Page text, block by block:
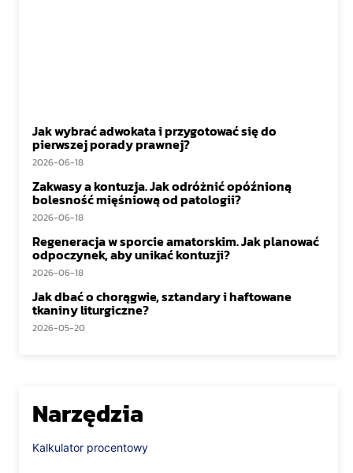
Jak wybrać adwokata i przygotować się do
pierwszej porady prawnej?
2026-06-18
Zakwasy a kontuzja. Jak odróżnić opóźnioną
bolesność mięśniową od patologii?
2026-06-18
Regeneracja w sporcie amatorskim. Jak planować
odpoczynek, aby unikać kontuzji?
2026-06-18
Jak dbać o chorągwie, sztandary i haftowane
tkaniny liturgiczne?
2026-05-20
Narzędzia
Kalkulator procentowy